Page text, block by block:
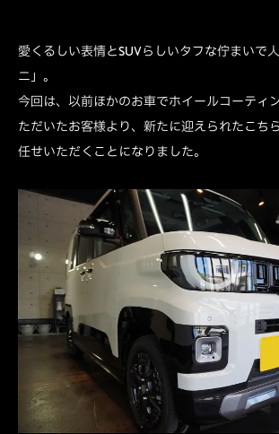
愛くるしい表情とSUVらしいタフな佇まいで
ニ」。
今回は、以前ほかのお車でホイールコーティ
ただいたお客様より、新たに迎えられたこち
任せいただくことになりました。